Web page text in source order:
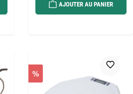
AJOUTER AU PANIER
%